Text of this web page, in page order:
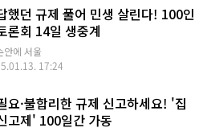
했던 규제 풀어 민생 살린다! 100인
론회 14일 생중계
안에 서울
17:24
요·불합리한 규제 신고하세요! '집
고제' 100일간 가동